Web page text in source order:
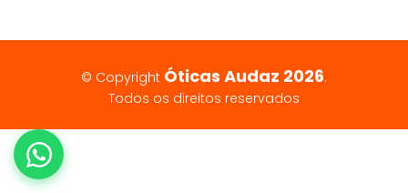
© Copyright Óticas Audaz 2026.
Todos os direitos reservados